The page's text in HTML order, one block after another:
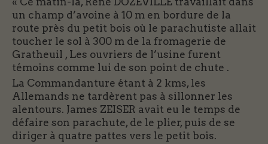
un champ d’avoine à 10 m en bordure de la
route près du petit bois où le parachutiste allait
toucher le sol à 300 m de la fromagerie de
Gratheuil , Les ouvriers de l’usine furent
témoins comme lui de son point de chute .
La Commandanture étant à 2 kms, les
Allemands ne tardèrent pas à sillonner les
alentours. James ZEISER avait eu le temps de
défaire son parachute, de le plier, puis de se
diriger à quatre pattes vers le petit bois.